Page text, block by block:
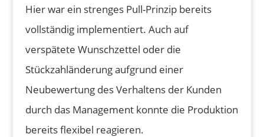
Hier war ein strenges Pull-Prinzip bereits
vollständig implementiert. Auch auf
verspätete Wunschzettel oder die
Stückzahländerung aufgrund einer
Neubewertung des Verhaltens der Kunden
durch das Management konnte die Produktion
bereits flexibel reagieren.